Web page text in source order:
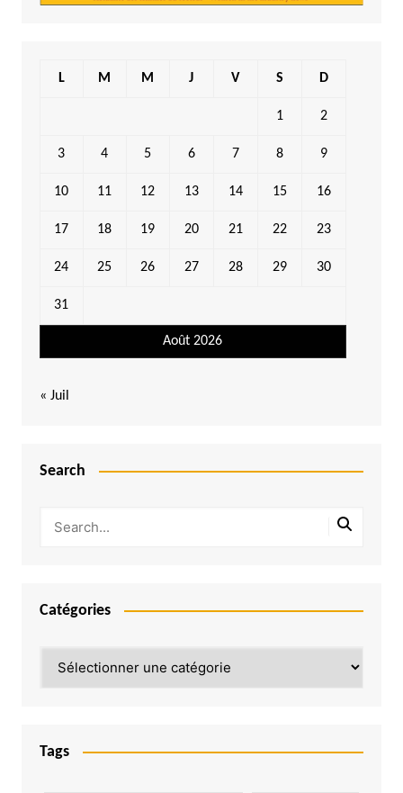
Août 2026
L M M J V S D
1 2
3 4 5 6 7 8 9
10 11 12 13 14 15 16
17 18 19 20 21 22 23
24 25 26 27 28 29 30
31
« Juil
Search
Catégories
Tags